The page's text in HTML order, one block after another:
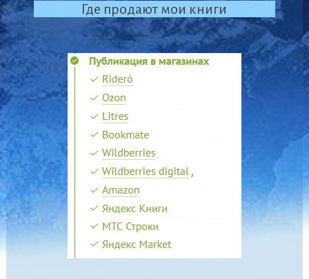
Где продают мои книги